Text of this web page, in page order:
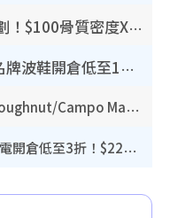
港大推賽馬會強化骨骼計劃！$100骨質密度X光檢查 完成免費運動訓練送超市禮券！附參加資格
開倉優惠 | 尖沙咀海港城名牌波鞋開倉低至1折！On鞋$899起／Joy&Peace鞋履$98起
開倉優惠｜銅鑼灣時代廣場Doughnut/Campo Marzio開倉低至1折！背囊、書包、手袋劈價$200起
廚具開倉｜特福Tefal廚具/家電開倉低至3折！$220起買平底鍋/炒鑊/湯煲！電飯煲/吸塵機/燙斗$418起